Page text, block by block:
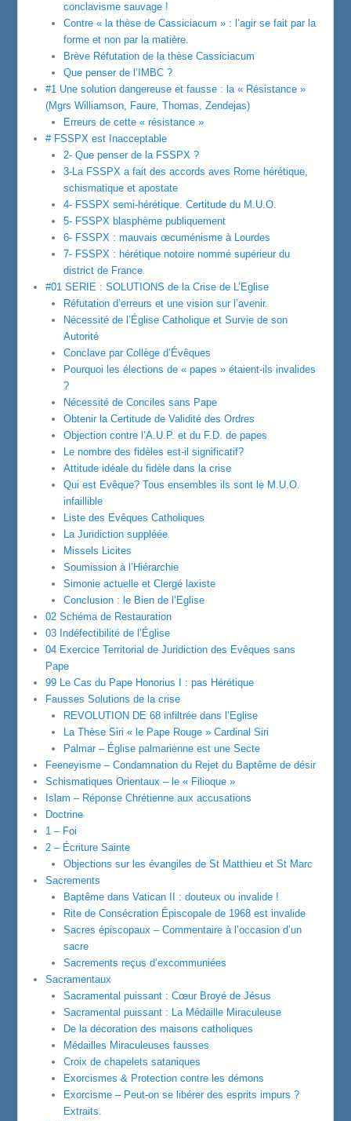
conclavisme sauvage !
Contre « la thèse de Cassiciacum » : l’agir se fait par la
forme et non par la matière.
Brève Réfutation de la thèse Cassiciacum
Que penser de l’IMBC ?
#1 Une solution dangereuse et fausse : la « Résistance »
(Mgrs Williamson, Faure, Thomas, Zendejas)
Erreurs de cette « résistance »
# FSSPX est Inacceptable
2- Que penser de la FSSPX ?
3-La FSSPX a fait des accords aves Rome hérétique,
schismatique et apostate
4- FSSPX semi-hérétique. Certitude du M.U.O.
5- FSSPX blasphème publiquement
6- FSSPX : mauvais œcuménisme à Lourdes
7- FSSPX : hérétique notoire nommé supérieur du
district de France
#01 SERIE : SOLUTIONS de la Crise de L’Eglise
Réfutation d’erreurs et une vision sur l’avenir.
Nécessité de l’Église Catholique et Survie de son
Autorité
Conclave par Collège d’Évêques
Pourquoi les élections de « papes » étaient-ils invalides
?
Nécessité de Conciles sans Pape
Obtenir la Certitude de Validité des Ordres
Objection contre l’A.U.P. et du F.D. de papes
Le nombre des fidèles est-il significatif?
Attitude idéale du fidèle dans la crise
Qui est Evêque? Tous ensembles ils sont le M.U.O.
infaillible
Liste des Evêques Catholiques
La Juridiction suppléée
Missels Licites
Soumission à l’Hiérarchie
Simonie actuelle et Clergé laxiste
Conclusion : le Bien de l’Eglise
02 Schéma de Restauration
03 Indéfectibilité de l’Église
04 Exercice Territorial de Juridiction des Evêques sans
Pape
99 Le Cas du Pape Honorius I : pas Hérétique
Fausses Solutions de la crise
REVOLUTION DE 68 infiltrée dans l’Eglise
La Thèse Siri « le Pape Rouge » Cardinal Siri
Palmar – Église palmarienne est une Secte
Feeneyisme – Condamnation du Rejet du Baptême de désir
Schismatiques Orientaux – le « Filioque »
Islam – Réponse Chrétienne aux accusations
Doctrine
1 – Foi
2 – Écriture Sainte
Objections sur les évangiles de St Matthieu et St Marc
Sacrements
Baptême dans Vatican II : douteux ou invalide !
Rite de Consécration Épiscopale de 1968 est invalide
Sacres épiscopaux – Commentaire à l’occasion d’un
sacre
Sacrements reçus d’excommuniées
Sacramentaux
Sacramental puissant : Cœur Broyé de Jésus
Sacramental puissant : La Médaille Miraculeuse
De la décoration des maisons catholiques
Médailles Miraculeuses fausses
Croix de chapelets sataniques
Exorcismes & Protection contre les démons
Exorcisme – Peut-on se libérer des esprits impurs ?
Extraits.